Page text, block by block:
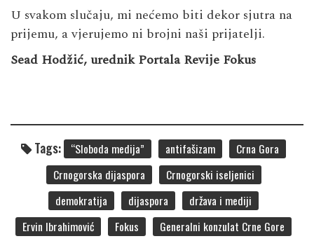
U svakom slučaju, mi nećemo biti dekor sjutra na
prijemu, a vjerujemo ni brojni naši prijatelji.
Sead Hodžić, urednik Portala Revije Fokus
Tags: “Sloboda medija” antifašizam
Crna Gora
Crnogorska dijaspora
Crnogorski iseljenici
demokratija
dijaspora
država i mediji
Ervin Ibrahimović
Fokus
Generalni konzulat Crne Gore